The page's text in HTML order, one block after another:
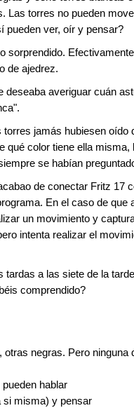
Las torres no pueden
pueden ver, oír y pensar?
sorprendido.
de ajedrez.
deseaba averiguar cuán
jamás hubiesen oído
qué color tiene ella
se habían
de conectar Fritz 17
En el caso de que
un movimiento y
intenta realizar el
tardas a las siete de la
comprendido?
negras. Pero
hablar
si misma) y pensar